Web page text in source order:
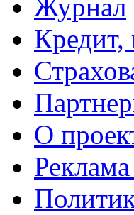
Журнал
Кредит,
O